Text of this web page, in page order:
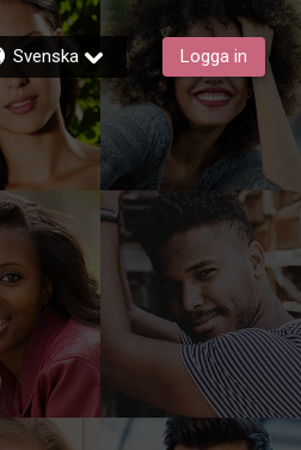
Svenska Logga in